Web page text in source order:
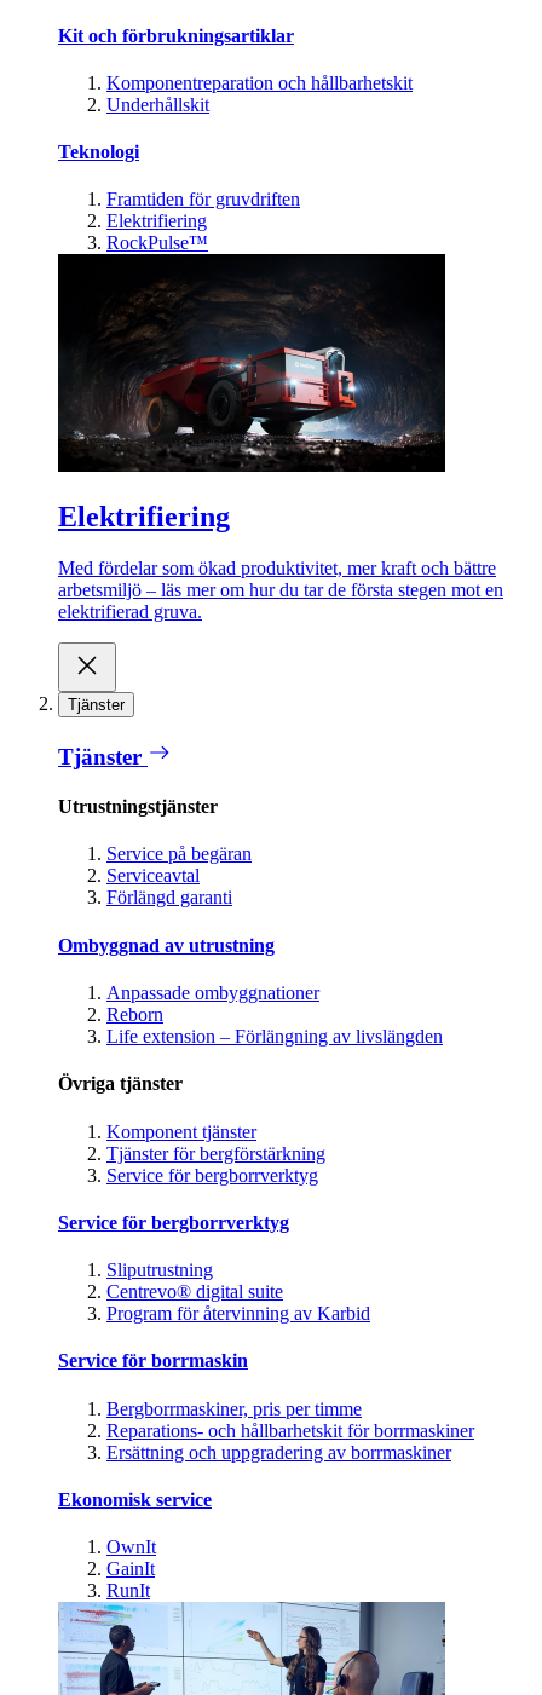
Kit och förbrukningsartiklar
Komponentreparation och hållbarhetskit
Underhållskit
Teknologi
Framtiden för gruvdriften
Elektrifiering
RockPulse™
Elektrifiering
Med fördelar som ökad produktivitet, mer kraft och bättre
arbetsmiljö – läs mer om hur du tar de första stegen mot en
elektrifierad gruva.
Tjänster
Tjänster
Utrustningstjänster
Service på begäran
Serviceavtal
Förlängd garanti
Ombyggnad av utrustning
Anpassade ombyggnationer
Reborn
Life extension – Förlängning av livslängden
Övriga tjänster
Komponent tjänster
Tjänster för bergförstärkning
Service för bergborrverktyg
Service för bergborrverktyg
Sliputrustning
Centrevo® digital suite
Program för återvinning av Karbid
Service för borrmaskin
Bergborrmaskiner, pris per timme
Reparations- och hållbarhetskit för borrmaskiner
Ersättning och uppgradering av borrmaskiner
Ekonomisk service
OwnIt
GainIt
RunIt